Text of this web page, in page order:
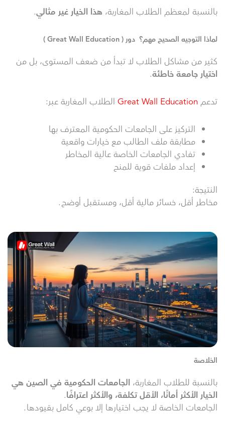
بالنسبة لمعظم الطلاب المغاربة، هذا الخيار غير مثالي.
لماذا التوجيه الصحيح مهم؟ دور ( Great Wall Education )
كثير من مشاكل الطلاب لا تبدأ من ضعف المستوى، بل من
اختيار جامعة خاطئة.
تدعم Great Wall Education الطلاب المغاربة عبر:
التركيز على الجامعات الحكومية المعترف بها
مطابقة ملف الطالب مع خيارات واقعية
تفادي الجامعات الخاصة عالية المخاطر
إعداد ملفات قوية للمنح
النتيجة:
مخاطر أقل، خسائر مالية أقل، ومستقبل أوضح.
الخلاصة
بالنسبة للطلاب المغاربة، الجامعات الحكومية في الصين هي
الخيار الأكثر أمانًا، الأقل تكلفة، والأكثر اعترافًا.
الجامعات الخاصة لا يجب اختيارها إلا بوعي كامل بقيودها.